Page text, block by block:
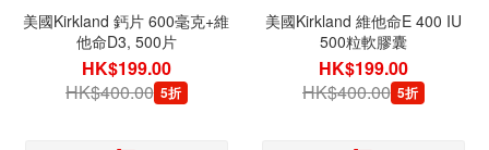
美國Kirkland 鈣片 600毫克+維
他命D3, 500片
HK$199.00
HK$400.00 5折
美國Kirkland 維他命E 400 IU
500粒軟膠囊
HK$199.00
HK$400.00 5折